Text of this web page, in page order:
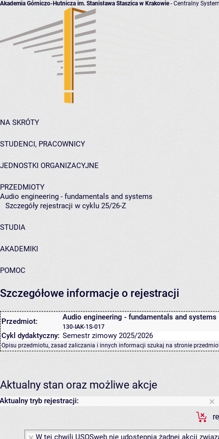
Akademia Górniczo-Hutnicza im. Stanisława Staszica w Krakowie- Centralny
NA SKRÓTY
STUDENCI, PRACOWNICY
JEDNOSTKI ORGANIZACYJNE
PRZEDMIOTY
Audio engineering - fundamentals and systems
Szczegóły rejestracji w cyklu 25/26-Z
STUDIA
AKADEMIKI
POMOC
Szczegółowe informacje o rejestracji
Przedmiot: Audio engineering - fundamentals and systems
130-IAK-1S-017
Cykl dydaktyczny: Semestr zimowy 2025/2026
Opisu przedmiotu, zasad zaliczania i innych informacji szukaj na stronie
Aktualny stan oraz możliwe akcje
Aktualny tryb rejestracji:
W tej chwili USOSweb nie udostępnia żadnej akcji